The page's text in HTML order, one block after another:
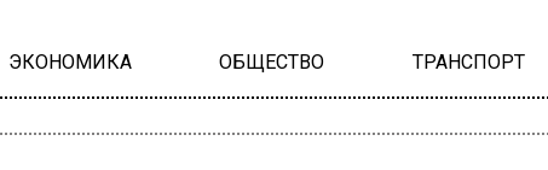
ЭКОНОМИКА ОБЩЕСТВО ТРАНСПОРТ